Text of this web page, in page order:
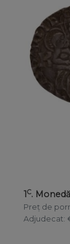
1C.
Preț de
Adjudecat: